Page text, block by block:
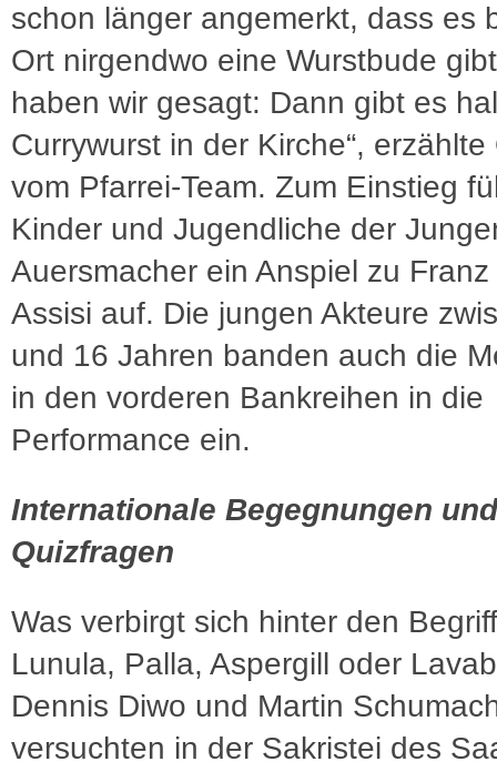
schon länger angemerkt, dass es
Ort nirgendwo eine Wurstbude
haben wir gesagt: Dann gibt es
Currywurst in der Kirche“, erzählte
vom Pfarrei-Team. Zum Einstieg
Kinder und Jugendliche der
Auersmacher ein Anspiel zu
Assisi auf. Die jungen Akteure
und 16 Jahren banden auch die
in den vorderen Bankreihen in die
Performance ein.
Internationale Begegnungen und
Quizfragen
Was verbirgt sich hinter den
Lunula, Palla, Aspergill oder
Dennis Diwo und Martin
versuchten in der Sakristei des